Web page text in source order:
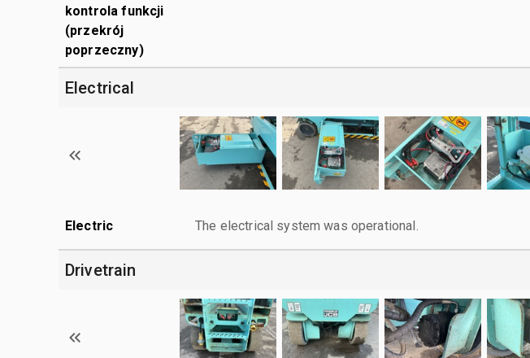
kontrola funkcji
(przekrój
poprzeczny)
Electrical
Electric The electrical system was operational.
Drivetrain